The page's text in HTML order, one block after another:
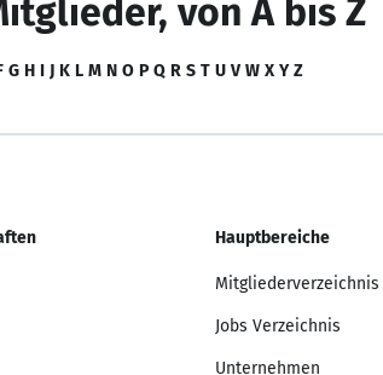
von A bis Z
G H I J K L M N O P Q R S T U V W X Y Z
Hauptbereiche
Mitgliederverzeichnis
Jobs Verzeichnis
Unternehmen